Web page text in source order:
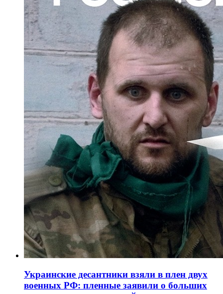
Украинские десантники взяли в плен двух
военных РФ: пленные заявили о больших